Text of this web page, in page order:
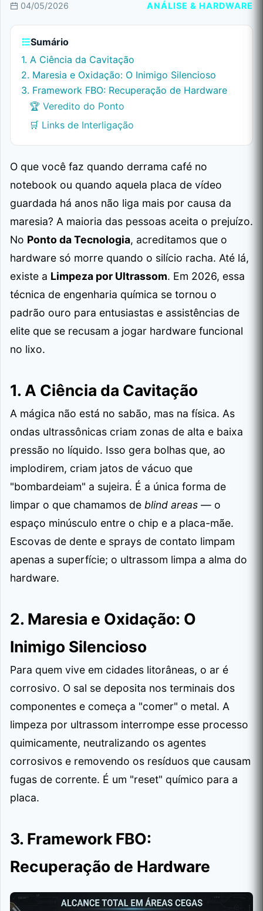
04/05/2026 ANÁLISE & HARDWARE
Sumário
1. A Ciência da Cavitação
2. Maresia e Oxidação: O Inimigo Silencioso
3. Framework FBO: Recuperação de Hardware
🏆 Veredito do Ponto
🛒 Links de Interligação
O que você faz quando derrama café no
notebook ou quando aquela placa de vídeo
guardada há anos não liga mais por causa da
maresia? A maioria das pessoas aceita o prejuízo.
No Ponto da Tecnologia, acreditamos que o
hardware só morre quando o silício racha. Até lá,
existe a Limpeza por Ultrassom. Em 2026, essa
técnica de engenharia química se tornou o
padrão ouro para entusiastas e assistências de
elite que se recusam a jogar hardware funcional
no lixo.
1. A Ciência da Cavitação
A mágica não está no sabão, mas na física. As
ondas ultrassônicas criam zonas de alta e baixa
pressão no líquido. Isso gera bolhas que, ao
implodirem, criam jatos de vácuo que
"bombardeiam" a sujeira. É a única forma de
limpar o que chamamos de blind areas — o
espaço minúsculo entre o chip e a placa-mãe.
Escovas de dente e sprays de contato limpam
apenas a superfície; o ultrassom limpa a alma do
hardware.
2. Maresia e Oxidação: O
Inimigo Silencioso
Para quem vive em cidades litorâneas, o ar é
corrosivo. O sal se deposita nos terminais dos
componentes e começa a "comer" o metal. A
limpeza por ultrassom interrompe esse processo
quimicamente, neutralizando os agentes
corrosivos e removendo os resíduos que causam
fugas de corrente. É um "reset" químico para a
placa.
3. Framework FBO:
Recuperação de Hardware